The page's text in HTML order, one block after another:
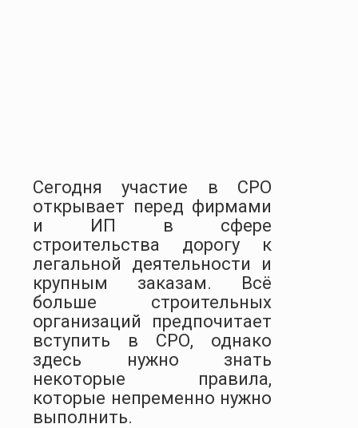
Сегодня участие в СРО
открывает перед фирмами
и ИП в сфере
строительства дорогу к
легальной деятельности и
крупным заказам. Всё
больше строительных
организаций предпочитает
вступить в СРО, однако
здесь нужно знать
некоторые правила,
которые непременно нужно
выполнить.